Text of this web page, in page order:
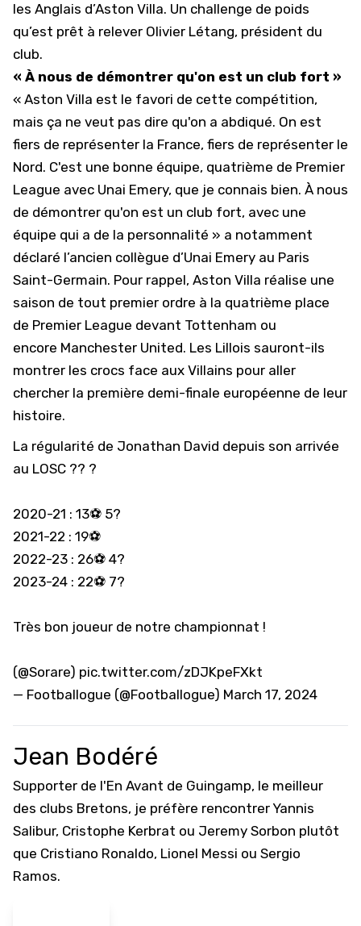
les Anglais d’Aston Villa. Un challenge de poids
qu’est prêt à relever Olivier Létang, président du
club.
« À nous de démontrer qu'on est un club fort »
« Aston Villa est le favori de cette compétition,
mais ça ne veut pas dire qu'on a abdiqué. On est
fiers de représenter la France, fiers de représenter le
Nord. C'est une bonne équipe, quatrième de Premier
League avec Unai Emery, que je connais bien. À nous
de démontrer qu'on est un club fort, avec une
équipe qui a de la personnalité » a notamment
déclaré l’ancien collègue d’Unai Emery au Paris
Saint-Germain. Pour rappel, Aston Villa réalise une
saison de tout premier ordre à la quatrième place
de Premier League devant Tottenham ou
encore Manchester United. Les Lillois sauront-ils
montrer les crocs face aux Villains pour aller
chercher la première demi-finale européenne de leur
histoire.
La régularité de Jonathan David depuis son arrivée
au LOSC ?? ?
2020-21 : 13⚽ 5?
2021-22 : 19⚽
2022-23 : 26⚽ 4?
2023-24 : 22⚽ 7?
Très bon joueur de notre championnat !
(@Sorare) pic.twitter.com/zDJKpeFXkt
— Footballogue (@Footballogue) March 17, 2024
Jean Bodéré
Supporter de l'En Avant de Guingamp, le meilleur
des clubs Bretons, je préfère rencontrer Yannis
Salibur, Cristophe Kerbrat ou Jeremy Sorbon plutôt
que Cristiano Ronaldo, Lionel Messi ou Sergio
Ramos.